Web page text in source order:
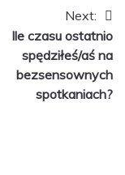
Next:
Ile czasu ostatnio
spędziłeś/aś na
bezsensownych
spotkaniach?